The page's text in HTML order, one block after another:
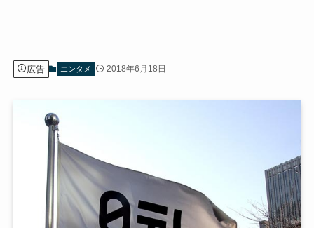
広告 エンタメ 2018年6月18日